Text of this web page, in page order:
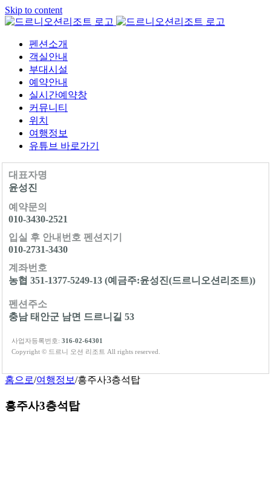
Skip to content
펜션소개
객실안내
부대시설
예약안내
실시간예약창
커뮤니티
위치
여행정보
유튜브 바로가기
대표자명
윤성진
예약문의
010-3430-2521
입실 후 안내번호 펜션지기
010-2731-3430
계좌번호
농협 351-1377-5249-13 (예금주:윤성진(드르니오션리조트))
펜션주소
충남 태안군 남면 드르니길 53
사업자등록번호: 316-02-64301
Copyright © 드르니 오션 리조트 All rights reserved.
홈으로/여행정보/흥주사3층석탑
흥주사3층석탑